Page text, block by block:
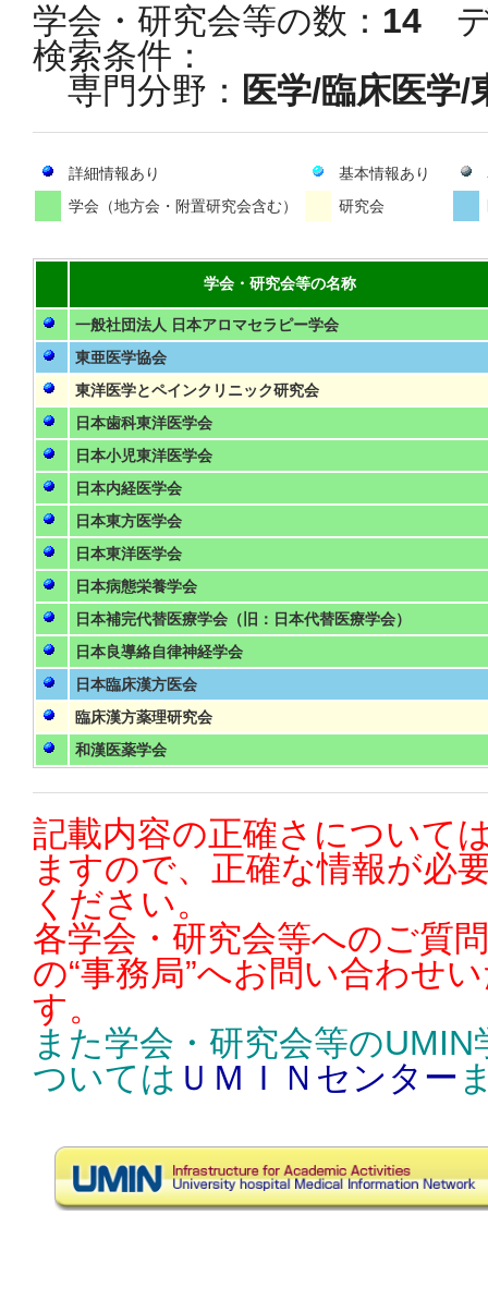
学会・研究会等の数： 14
検索条件：
専門分野： 医学/臨床医学/
詳細情報あり 基本情報あり
学会（地方会・附置研究会含む）
研究会
学会・研究会等の名称
一般社団法人 日本アロマセラピー学会
東亜医学協会
東洋医学とペインクリニック研究会
日本歯科東洋医学会
日本小児東洋医学会
日本内経医学会
日本東方医学会
日本東洋医学会
日本病態栄養学会
日本補完代替医療学会（旧：日本代替医療学会）
日本良導絡自律神経学会
日本臨床漢方医会
臨床漢方薬理研究会
和漢医薬学会
記載内容の正確さについて
ますので、正確な情報が必
ください。
各学会・研究会等へのご質
の“事務局”へお問い合わせ
す。
また学会・研究会等の
ついては ＵＭＩＮセンター